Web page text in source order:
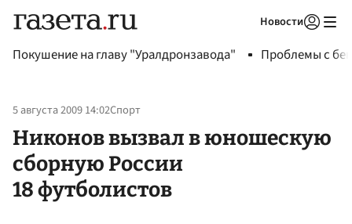
Новости
Покушение на главу "Уралдронзавода" Проблемы с
5 августа 2009 14:02Спорт
Никонов вызвал в юношескую
сборную России
18 футболистов